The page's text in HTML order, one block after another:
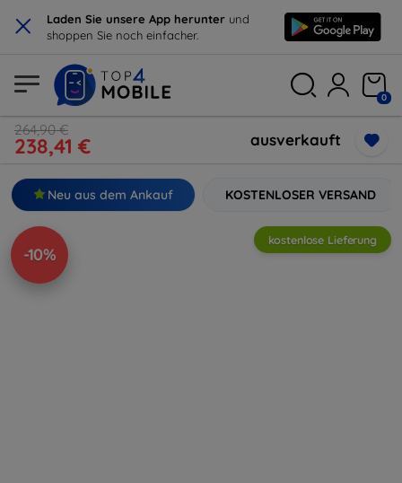
× Laden Sie unsere App herunter und
shoppen Sie noch einfacher.
0
264,90 €
238,41 € ausverkauft
Neu aus dem Ankauf KOSTENLOSER VERSAND
-10%
kostenlose Lieferung